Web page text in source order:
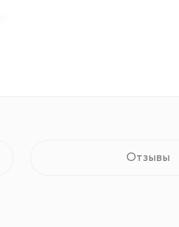
Отзывы